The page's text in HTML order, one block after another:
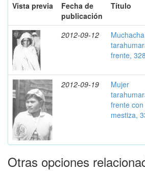
Vista previa
Fecha de
publicación
Título
2012-09-12
Muchacha
frente,
2012-09-19
Mujer
frente
mestiza,
Otras opciones